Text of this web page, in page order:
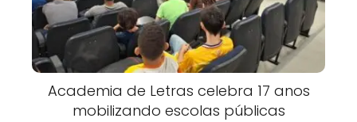
Academia de Letras celebra 17 anos
mobilizando escolas públicas